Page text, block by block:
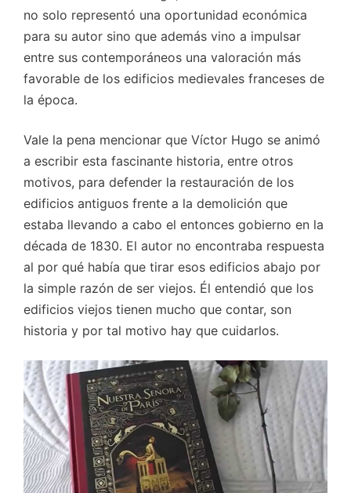
no solo representó una oportunidad económica
para su autor sino que además vino a impulsar
entre sus contemporáneos una valoración más
favorable de los edificios medievales franceses de
la época.
Vale la pena mencionar que Víctor Hugo se animó
a escribir esta fascinante historia, entre otros
motivos, para defender la restauración de los
edificios antiguos frente a la demolición que
estaba llevando a cabo el entonces gobierno en la
década de 1830. El autor no encontraba respuesta
al por qué había que tirar esos edificios abajo por
la simple razón de ser viejos. Él entendió que los
edificios viejos tienen mucho que contar, son
historia y por tal motivo hay que cuidarlos.